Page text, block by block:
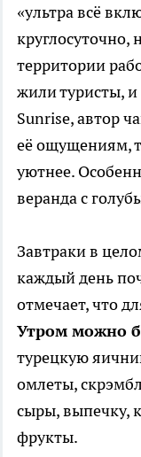
«ультра всё
круглосуточно,
территории
жили туристы, и
Sunrise, автор
её ощущениям,
уютнее.
веранда с
Завтраки в
каждый день
отмечает, что
Утром можно
турецкую
омлеты,
сыры, выпечку,
фрукты.